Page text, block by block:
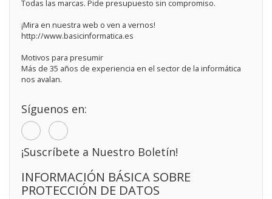
Todas las marcas. Pide presupuesto sin compromiso.
¡Mira en nuestra web o ven a vernos!
http://www.basicinformatica.es
Motivos para presumir
Más de 35 años de experiencia en el sector de la informática
nos avalan.
Síguenos en:
¡Suscríbete a Nuestro Boletín!
INFORMACIÓN BÁSICA SOBRE
PROTECCIÓN DE DATOS